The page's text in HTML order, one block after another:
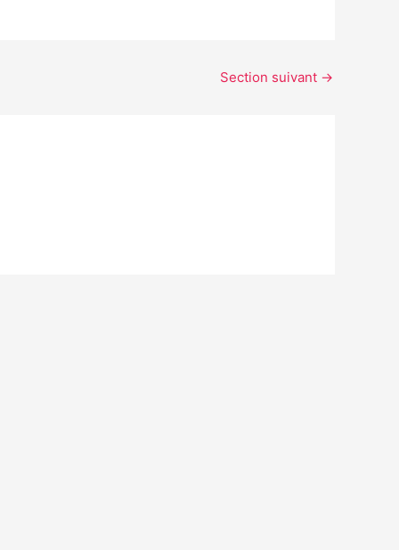
Section suivant →